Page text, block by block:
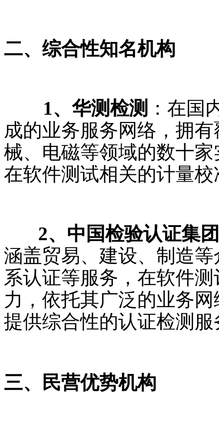
二、综合性知名机构
1、华测检测 ：在国
成的业务服务网络，拥
械、电磁等领域的数十
在软件测试相关的计量
2、中国检验认证集
涵盖贸易、建设、制造
系认证等服务，在软件
力，依托其广泛的业务
提供综合性的认证检测服
三、民营优势机构